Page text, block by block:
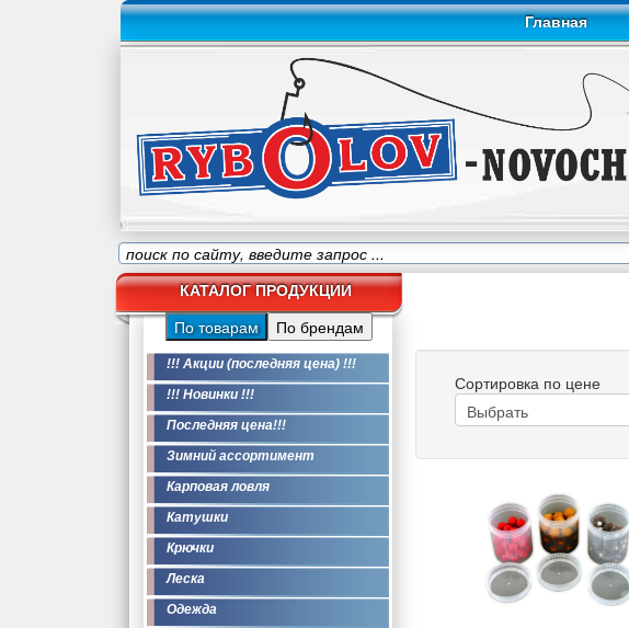
Главная
КАТАЛОГ ПРОДУКЦИИ
По товарам По брендам
!!! Акции (последняя цена) !!!
!!! Новинки !!!
Последняя цена!!!
Зимний ассортимент
Карповая ловля
Катушки
Крючки
Леска
Одежда
Сортировка по цене